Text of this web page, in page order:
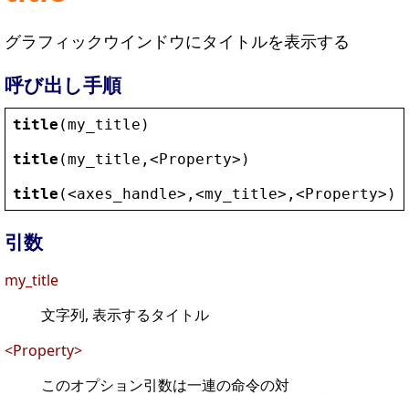
グラフィックウインドウにタイトルを表示する
呼び出し手順
title (my_title )
title (my_title , <Property> )
title (<axes_handle> , <my_title> , <Property> )
引数
my_title
文字列, 表示するタイトル
<Property>
このオプション引数は一連の命令の対